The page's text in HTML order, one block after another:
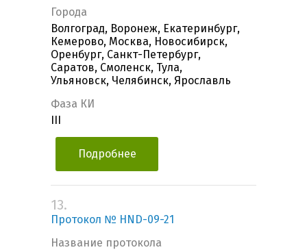
Города
Волгоград, Воронеж, Екатеринбург,
Кемерово, Москва, Новосибирск,
Оренбург, Санкт-Петербург,
Саратов, Смоленск, Тула,
Ульяновск, Челябинск, Ярославль
Фаза КИ
Подробнее
13.
Протокол № HND-09-21
Название протокола